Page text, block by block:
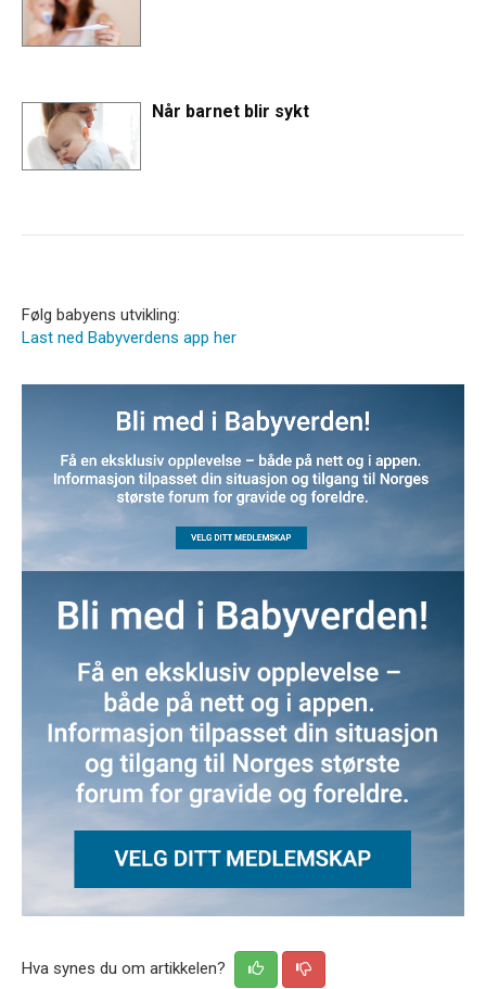
Når barnet blir sykt
Følg babyens utvikling:
Last ned Babyverdens app her
Hva synes du om artikkelen?